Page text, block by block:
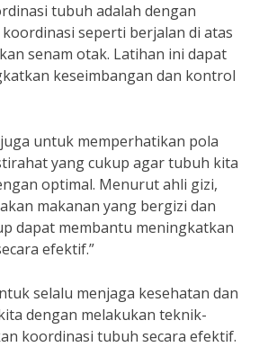
tubuh adalah dengan
seperti berjalan di atas
senam otak. Latihan ini dapat
keseimbangan dan kontrol
untuk memperhatikan pola
yang cukup agar tubuh kita
optimal. Menurut ahli gizi,
makanan yang bergizi dan
dapat membantu meningkatkan
efektif.”
selalu menjaga kesehatan dan
dengan melakukan teknik-
koordinasi tubuh secara efektif.